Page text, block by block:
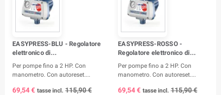
EASYPRESS-BLU - Regolatore
elettronico di...
Per pompe fino a 2 HP. Con
manometro. Con autoreset....
69,54 € tasse incl. 115,90 €
EASYPRESS-ROSSO -
Regolatore elettronico di...
Per pompe fino a 2 HP. Con
manometro. Con autoreset....
69,54 € tasse incl. 115,90 €